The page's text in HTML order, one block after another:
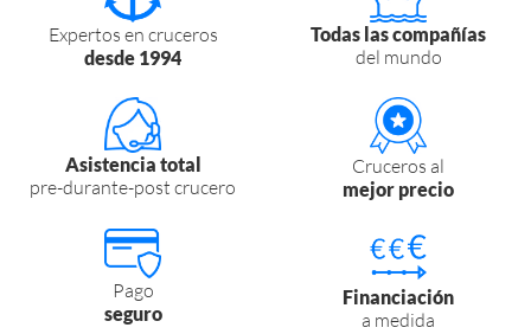
Expertos en cruceros
desde 1994
Todas las compañías
del mundo
Asistencia total
pre-durante-post crucero
Cruceros al
mejor precio
Pago
seguro
Financiación
a medida